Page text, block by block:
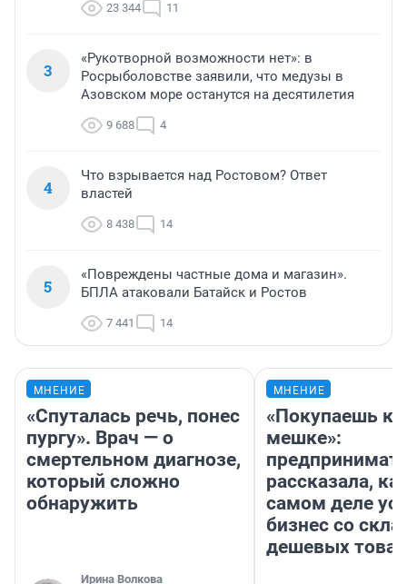
23 344 11
3
«Рукотворной возможности нет»: в
Росрыболовстве заявили, что медузы в
Азовском море останутся на десятилетия
9 688 4
4
Что взрывается над Ростовом? Ответ
властей
8 438 14
5
«Повреждены частные дома и магазин».
БПЛА атаковали Батайск и Ростов
7 441 14
МНЕНИЕ
«Спуталась речь, понес
пургу». Врач — о
смертельном диагнозе,
который сложно
обнаружить
Ирина Волкова
МНЕНИЕ
«Покупаешь
мешке»:
рассказала,
самом деле
бизнес со
дешевых